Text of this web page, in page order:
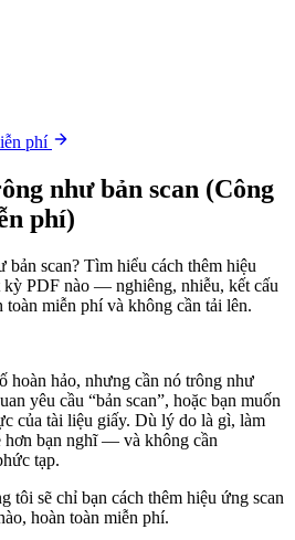
phí
như bản scan (Công
phí)
bản scan? Tìm hiểu cách thêm hiệu
kỳ PDF nào — nghiêng, nhiễu, kết cấu
miễn phí và không cần tải lên.
hoàn hảo, nhưng cần nó trông như
yêu cầu “bản scan”, hoặc bạn muốn
của tài liệu giấy. Dù lý do là gì, làm
hơn bạn nghĩ — và không cần
tạp.
tôi sẽ chỉ bạn cách thêm hiệu ứng scan
hoàn toàn miễn phí.